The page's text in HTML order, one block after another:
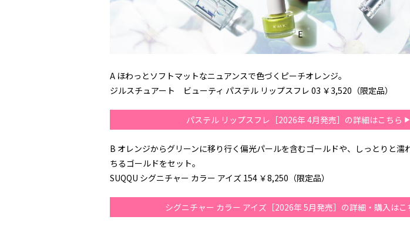
A ほわっとソフトマットなニュアンスで色づくピーチオレンジ。
ジルスチュアート ビューティ パステル リップスフレ 03 ￥3,520（限定品）
パステル リップスフレ［2026年 4月発売］の詳細はこちら
B オレンジからグリーンに移り行く偏光パールを含むゴールドや、しっとりと濡
ちるゴールドをセット。
SUQQU シグニチャー カラー アイズ 154 ￥8,250（限定品）
シグニチャー カラー アイズ［2026年 5月発売］の詳細・購入はこ